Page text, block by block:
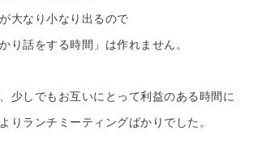
大なり小なり出るので
り話をする時間」は作れません。
少しでもお互いにとって利益のある時間に
りランチミーティングばかりでした。